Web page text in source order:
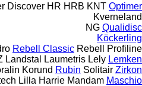
Discover HR HRB KNT Optimer
Kverneland
NG Qualidisc
Köckerling
Rebell Classic Rebell Profiline
Landstal Laumetris Lely Lemken
Korund Rubin Solitair Zirkon
Lilla Harrie Mandam Maschio